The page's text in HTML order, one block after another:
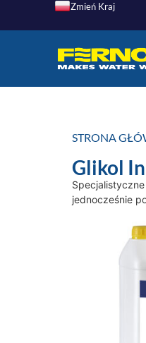
Zmień Kraj
STRONA
Glikol
jednocześnie